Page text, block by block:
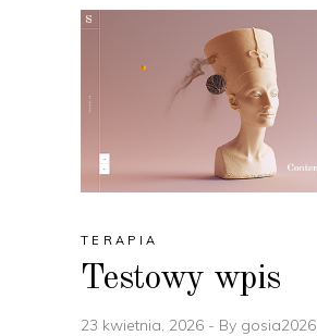
TERAPIA
Testowy wpis
23 kwietnia, 2026 By gosia2026